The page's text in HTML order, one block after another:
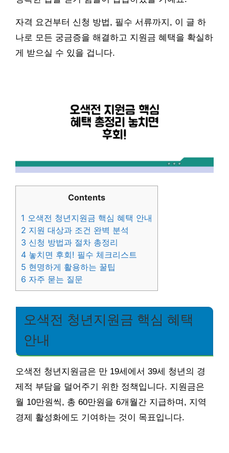
자격 요건부터 신청 방법, 필수 서류까지, 이 글 하
나로 모든 궁금증을 해결하고 지원금 혜택을 확실하
게 받으실 수 있을 겁니다.
Contents
1 오색전 청년지원금 핵심 혜택 안내
2 지원 대상과 조건 완벽 분석
3 신청 방법과 절차 총정리
4 놓치면 후회! 필수 체크리스트
5 현명하게 활용하는 꿀팁
6 자주 묻는 질문
오색전 청년지원금 핵심 혜택
안내
오색전 청년지원금은 만 19세에서 39세 청년의 경
제적 부담을 덜어주기 위한 정책입니다. 지원금은
월 10만원씩, 총 60만원을 6개월간 지급하며, 지역
경제 활성화에도 기여하는 것이 목표입니다.